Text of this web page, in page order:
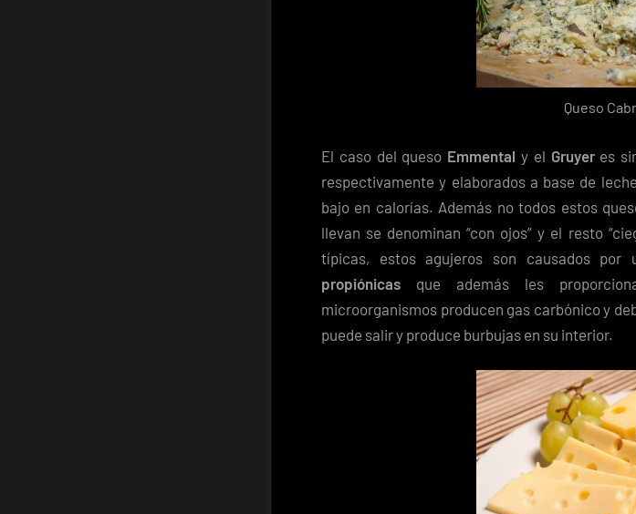
Queso
El caso del queso Emmental y el Gruyeres
respectivamente y elaborados a base de
bajo en calorías. Además no todos estos
llevan se denominan “con ojos” y el resto
típicas, estos agujeros son causados por
propiónicas que además les
microorganismos producen gas carbónico y
puede salir y produce burbujas en su interior.